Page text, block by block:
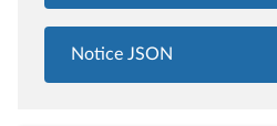
Notice JSON